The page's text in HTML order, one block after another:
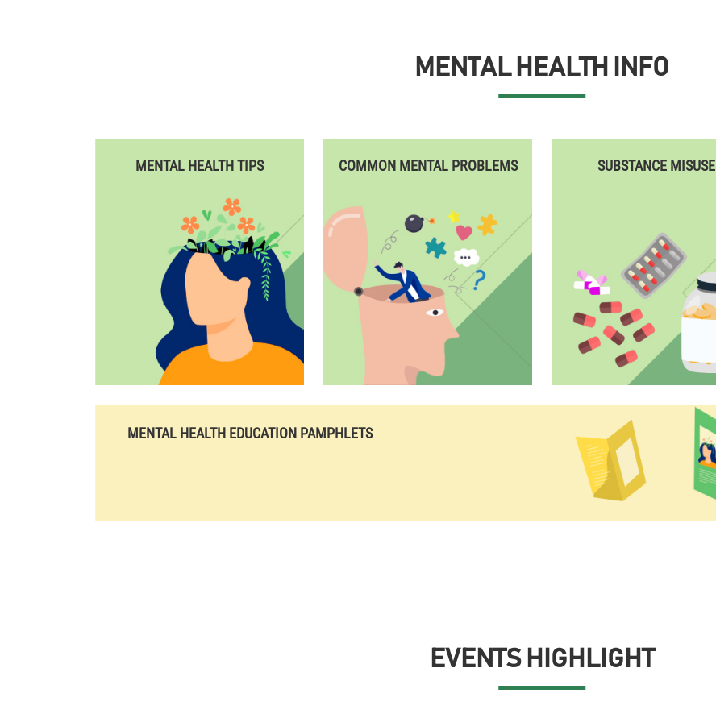
MENTAL HEALTH INFO
MENTAL HEALTH TIPS COMMON MENTAL PROBLEMS SUBSTANCE MISUSE
MENTAL HEALTH EDUCATION PAMPHLETS
EVENTS HIGHLIGHT